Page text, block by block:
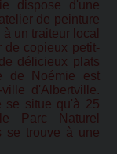
dispose d'une
de peinture
un traiteur local
de copieux petit-
délicieux plats
de Noémie est
d'Albertville.
se situe qu'à 25
Parc Naturel
se trouve à une